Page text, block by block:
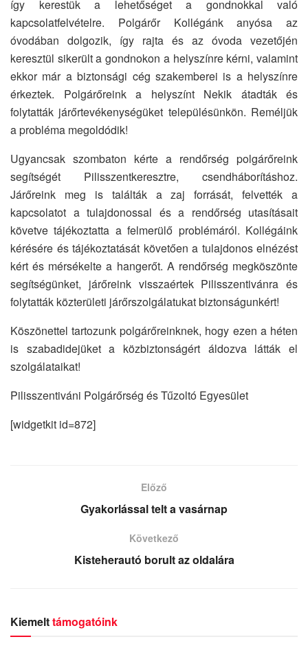
így kerestük a lehetőséget a gondnokkal való
kapcsolatfelvételre. Polgárőr Kollégánk anyósa az
óvodában dolgozik, így rajta és az óvoda vezetőjén
keresztül sikerült a gondnokon a helyszínre kérni, valamint
ekkor már a biztonsági cég szakemberei is a helyszínre
érkeztek. Polgárőreink a helyszínt Nekik átadták és
folytatták járőrtevékenységüket településünkön. Reméljük
a probléma megoldódik!
Ugyancsak szombaton kérte a rendőrség polgárőreink
segítségét Pilisszentkeresztre, csendháborításhoz.
Járőreink meg is találták a zaj forrását, felvették a
kapcsolatot a tulajdonossal és a rendőrség utasításait
követve tájékoztatta a felmerülő problémáról. Kollégáink
kérésére és tájékoztatását követően a tulajdonos elnézést
kért és mérsékelte a hangerőt. A rendőrség megköszönte
segítségünket, járőreink visszaértek Pilisszentivánra és
folytatták közterületi járőrszolgálatukat biztonságunkért!
Köszönettel tartozunk polgárőreinknek, hogy ezen a héten
is szabadidejüket a közbiztonságért áldozva látták el
szolgálataikat!
Pilisszentiváni Polgárőrség és Tűzoltó Egyesület
[widgetkit id=872]
Előző
Gyakorlással telt a vasárnap
Következő
Kisteherautó borult az oldalára
Kiemelttámogatóink